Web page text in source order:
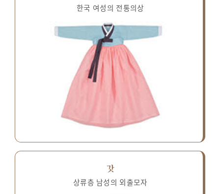
한국 여성의 전통의상
갓
상류층 남성의 외출모자